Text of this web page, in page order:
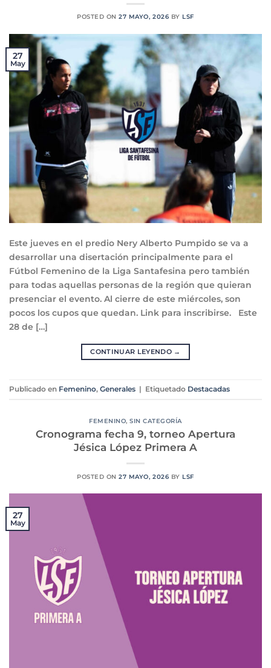
POSTED ON27 MAYO, 2026 BY LSF
27
May
Este jueves en el predio Nery Alberto Pumpido se va a
desarrollar una disertación principalmente para el
Fútbol Femenino de la Liga Santafesina pero también
para todas aquellas personas de la región que quieran
presenciar el evento. Al cierre de este miércoles, son
pocos los cupos que quedan. Link para inscribirse. Este
28 de […]
CONTINUAR LEYENDO →
Publicado en Femenino, Generales Etiquetado Destacadas
FEMENINO,SIN CATEGORÍA
Cronograma fecha 9, torneo Apertura
Jésica López Primera A
POSTED ON27 MAYO, 2026 BY LSF
27
May